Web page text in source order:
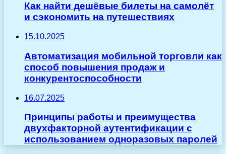
Как найти дешёвые билеты на самолёт
и сэкономить на путешествиях
15.10.2025
Автоматизация мобильной торговли как
способ повышения продаж и
конкурентоспособности
16.07.2025
Принципы работы и преимущества
двухфакторной аутентификации с
использованием одноразовых паролей